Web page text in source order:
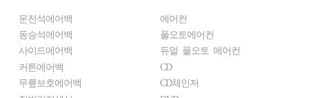
운전석에어백
동승석에어백
사이드에어백
커튼에어백
무릎보호에어백
에어컨
풀오토에어컨
듀얼 풀오토 에어컨
CD
CD체인저